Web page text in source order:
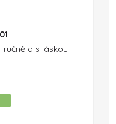
a s láskou